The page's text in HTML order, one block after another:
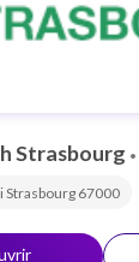
Strasbourg •
Strasbourg 67000